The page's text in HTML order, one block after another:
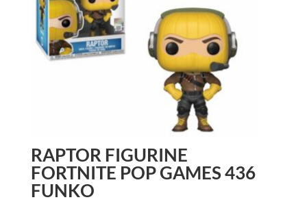
RAPTOR FIGURINE
FORTNITE POP GAMES 436
FUNKO